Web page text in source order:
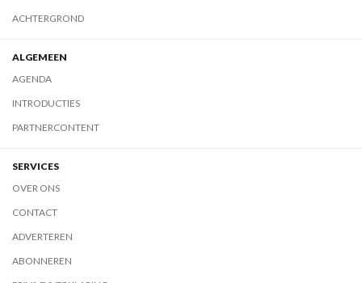
ACHTERGROND
ALGEMEEN
AGENDA
INTRODUCTIES
PARTNERCONTENT
SERVICES
OVER ONS
CONTACT
ADVERTEREN
ABONNEREN